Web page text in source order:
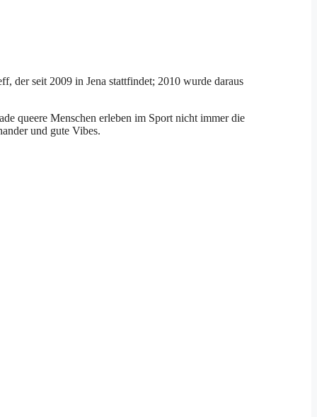
der seit 2009 in Jena stattfindet; 2010 wurde daraus
queere Menschen erleben im Sport nicht immer die
und gute Vibes.